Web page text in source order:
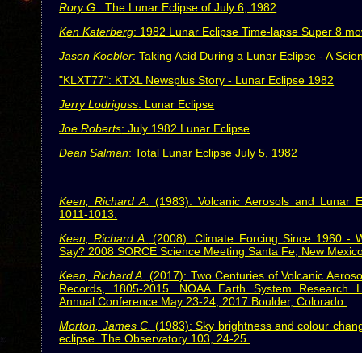
Rory G. : The Lunar Eclipse of July 6, 1982
Ken Katerberg: 1982 Lunar Eclipse Time-lapse Super 8
Jason Koebler: Taking Acid During a Lunar Eclipse - A
"KLXT77": KTXL Newsplus Story - Lunar Eclipse 1982
Jerry Lodriguss: Lunar Eclipse
Joe Roberts: July 1982 Lunar Eclipse
Dean Salman: Total Lunar Eclipse July 5, 1982
Keen, Richard A.
(1983): Volcanic Aerosols and Lunar
1011-1013.
Keen, Richard A.
(2008): Climate Forcing Since 1960 -
Say? 2008 SORCE Science Meeting Santa Fe, New
Keen, Richard A. (2017): Two Centuries of Volcanic
Records, 1805-2015. NOAA Earth System Research
Annual Conference May 23-24, 2017 Boulder, Colorado.
Morton, James C. (1983): Sky brightness and colour
eclipse. The Observatory 103, 24-25.